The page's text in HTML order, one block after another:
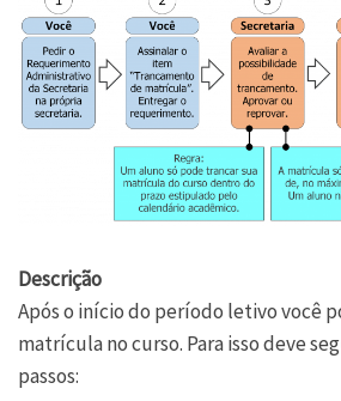
Descrição
Após o início do período letivo você
matrícula no curso. Para isso deve
passos: